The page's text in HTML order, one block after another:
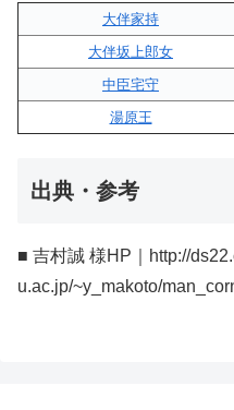
大伴家持
大伴坂上郎女
中臣宅守
湯原王
出典・参考
■ 吉村誠 様HP｜http://
u.ac.jp/~y_makoto/